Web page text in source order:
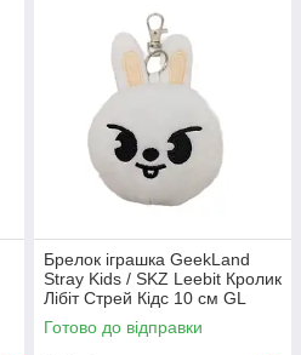
Брелок іграшка GeekLand
Stray Kids / SKZ Leebit Кролик
Лібіт Стрей Кідс 10 см GL
SKZ L 06
Готово до відправки